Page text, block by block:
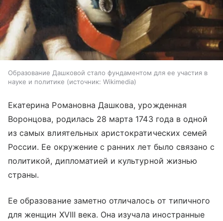
Образование Дашковой стало фундаментом для ее участия в
науке и политике
источник: Wikimedia
Екатерина Романовна Дашкова, урожденная
Воронцова, родилась 28 марта 1743 года в одной
из самых влиятельных аристократических семей
России. Ее окружение с ранних лет было связано с
политикой, дипломатией и культурной жизнью
страны.
Ее образование заметно отличалось от типичного
для женщин XVIII века. Она изучала иностранные